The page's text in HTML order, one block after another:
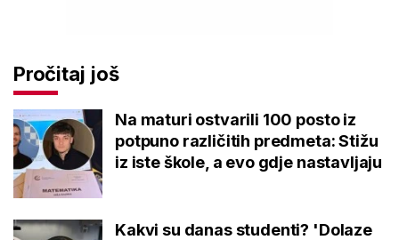
Pročitaj još
Na maturi ostvarili 100 posto iz
potpuno različitih predmeta: Stižu
iz iste škole, a evo gdje nastavljaju
Kakvi su danas studenti? 'Dolaze